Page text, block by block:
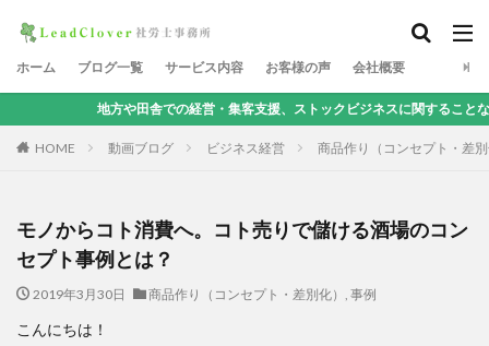
ホーム ブログ一覧 サービス内容 お客様の声 会社概要
地方や田舎での経営・集客支援、ストックビジネスに関することなら、地方集客
HOME 動画ブログ ビジネス経営 商品作り（コンセプト・差
モノからコト消費へ。コト売りで儲ける酒場のコン
セプト事例とは？
2019年3月30日 商品作り（コンセプト・差別化） , 事例
こんにちは！